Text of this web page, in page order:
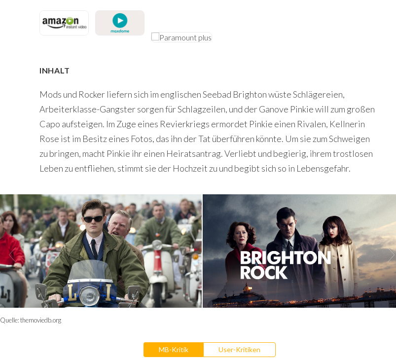
INHALT
Mods und Rocker liefern sich im englischen Seebad Brighton wüste Schlägereien,
Arbeiterklasse-Gangster sorgen für Schlagzeilen, und der Ganove Pinkie will zum großen
Capo aufsteigen. Im Zuge eines Revierkriegs ermordet Pinkie einen Rivalen, Kellnerin
Rose ist im Besitz eines Fotos, das ihn der Tat überführen könnte. Um sie zum Schweigen
zu bringen, macht Pinkie ihr einen Heiratsantrag. Verliebt und begierig, ihrem trostlosen
Leben zu entfliehen, stimmt sie der Hochzeit zu und begibt sich so in Lebensgefahr.
Quelle:themoviedb.org
MB-Kritik User-Kritiken